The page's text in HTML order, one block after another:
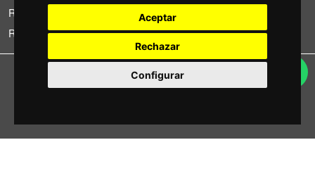
Aceptar
Rechazar
Configurar
Resenas sobre Trovaprezzi
Resenas sobre Google
Copyright © Fotocolombo Srl - Viale Verdi 95 - 23807 Merate (LC) - P. Iva
03298370135 - SDI: M5UXCR1